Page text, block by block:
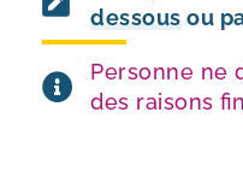
dessous ou
Personne ne
des raisons